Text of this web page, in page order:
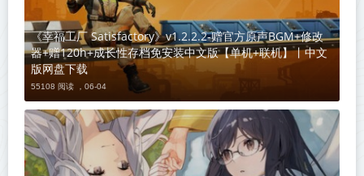
《幸福工厂 Satisfactory》v1.2.2.2-赠官方原声BGM+修改
器+赠120h+成长性存档免安装中文版【单机+联机】丨中文
版网盘下载
55108 阅读 ， 06-04